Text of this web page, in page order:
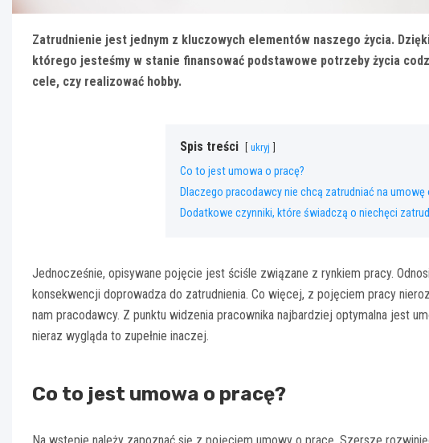
Zatrudnienie jest jednym z kluczowych elementów naszego życia.
którego jesteśmy w stanie finansować podstawowe potrzeby życia
cele, czy realizować hobby.
Spis treści ukryj
Co to jest umowa o pracę?
Dlaczego pracodawcy nie chcą zatrudniać na umowę
Dodatkowe czynniki, które świadczą o niechęci
Jednocześnie, opisywane pojęcie jest ściśle związane z rynkiem pracy.
konsekwencji doprowadza do zatrudnienia. Co więcej, z pojęciem pracy
nam pracodawcy. Z punktu widzenia pracownika najbardziej optymalna jest
nieraz wygląda to zupełnie inaczej.
Co to jest umowa o pracę?